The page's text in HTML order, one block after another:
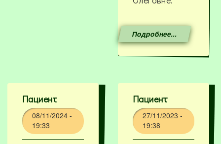
Подробнее...
Пациент
08/11/2024 -
19:33
Пациент
27/11/2023 -
19:38